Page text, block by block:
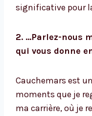
significative pour
2. …Parlez-nous
qui vous donne
Cauchemars est
moments que je
ma carrière, où je